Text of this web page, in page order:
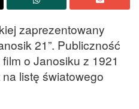
zaprezentowany
21”. Publiczność
o Janosiku z 1921
listę światowego